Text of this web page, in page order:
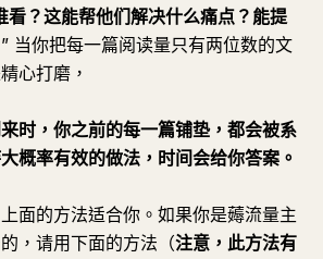
看？这能帮他们解决什么痛点？能提
” 当你把每一篇阅读量只有两位数的文
心打磨，
时，你之前的每一篇铺垫，都会被系
概率有效的做法，时间会给你答案。
面的方法适合你。如果你是薅流量主
，请用下面的方法（注意，此方法有